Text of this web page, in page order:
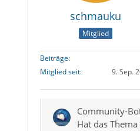
schmauku
Mitglied
Beiträge
Mitglied seit
9. Sep.
Community-
Hat das